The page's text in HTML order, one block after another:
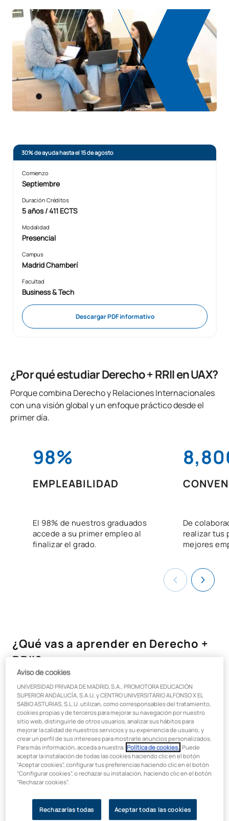
30% de ayuda hasta el 15 de agosto
Comienzo
Septiembre
Duración Créditos
5 años / 411 ECTS
Modalidad
Presencial
Campus
Madrid Chamberí
Facultad
Business & Tech
Descargar PDF informativo
¿Por qué estudiar Derecho + RRII en UAX?
Porque combina Derecho y Relaciones Internacionales
con una visión global y un enfoque práctico desde el
primer día.
98%
EMPLEABILIDAD
El 98% de nuestros graduados
accede a su primer empleo al
finalizar el grado.
De
realizar tus
mejores
¿Qué vas a aprender en Derecho +
RRII?
El Doble Grado en Derecho + Relaciones Internacionales
de UAXte prepara para enfrentarte al reto que supone para
las empresas, un mercado cada vez más global y digitalizado.
Te formarás combinando conocimientos esenciales de los
negocios como la mediación, la negociación intercultural , las
finanzas, el derecho o el marketing con dos aspectos
fundamentales; el uso de los datos y la incorporación de las
nuevas tecnologías.
Sólida formación en negocio y dirección estratégica
Pensamiento Data Driven y certificación de IBM en
analítica avanzada
Aviso de cookies
UNIVERSIDAD PRIVADA DE MADRID, S.A., PROMOTORA EDUCACIÓN
SUPERIOR ANDALUCÍA, S.A.U. y CENTRO UNIVERSITARIO ALFONSO X EL
SABIO ASTURIAS, S.L.U. utilizan, como corresponsables del tratamiento,
cookies propias y de terceros para mejorar su navegación por nuestro
sitio web, distinguirle de otros usuarios, analizar sus hábitos para
mejorar la calidad de nuestros servicios y su experiencia de usuario, y
crear un perfil de sus intereses para mostrarle anuncios personalizados.
Para más información, acceda a nuestra Política de cookies. . Puede
aceptar la instalación de todas las cookies haciendo clic en el botón
“Aceptar cookies”, configurar tus preferencias haciendo clic en el botón
“Configurar cookies”, o rechazar su instalación, haciendo clic en el botón
“Rechazar cookies”.
Rechazarlas todas Aceptar todas las cookies